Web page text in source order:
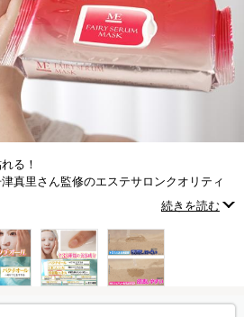
る！
真里さん監修のエステサロンクオリティ
続きを読む